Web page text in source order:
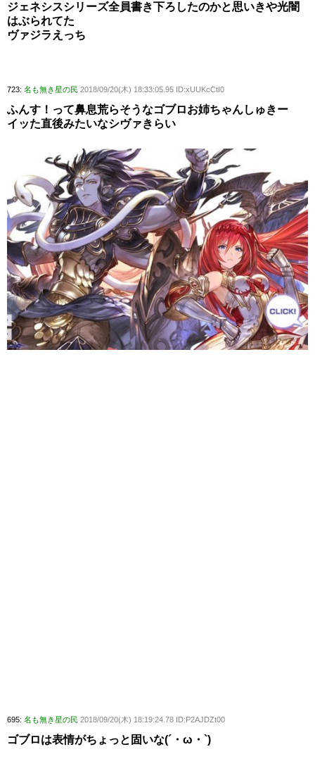
ジェネシスシリーズ全員書き下ろしたのかと思いきや光闇
はぶられてた
ヴァジラえっち
723: 名も無き星の民 2018/09/20(木) 18:33:05.95 ID:xUUKcCtI0
ふんす！って鼻息荒らそうなゴブロお姉ちゃんしゅきー
イッた直後みたいなシヴァきらい
695: 名も無き星の民 2018/09/20(木) 18:19:24.78 ID:P2AJDZt00
ゴブロは表情がちょっと固いな(´・ω・`)